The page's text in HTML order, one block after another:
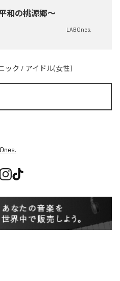
和の桃源郷〜
LABOnes.
ック / アイドル(女性)